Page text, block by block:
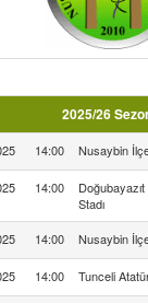
2025/26
14:00 Nusaybin
14:00
Stadı
14:00 Nusaybin
14:00 Tunceli